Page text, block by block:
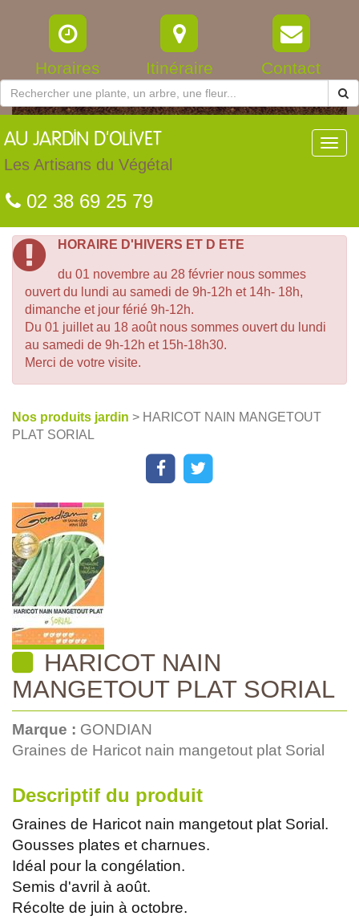
Horaires Itinéraire Contact
AU JARDIN D'OLIVET
Les Artisans du Végétal
02 38 69 25 79
HORAIRE D'HIVERS ET D ETE
du 01 novembre au 28 février nous sommes
ouvert du lundi au samedi de 9h-12h et 14h- 18h,
dimanche et jour férié 9h-12h.
Du 01 juillet au 18 août nous sommes ouvert du lundi
au samedi de 9h-12h et 15h-18h30.
Merci de votre visite.
Nos produits jardin > HARICOT NAIN MANGETOUT
PLAT SORIAL
HARICOT NAIN
MANGETOUT PLAT SORIAL
Marque : GONDIAN
Graines de Haricot nain mangetout plat Sorial
Descriptif du produit
Graines de Haricot nain mangetout plat Sorial.
Gousses plates et charnues.
Idéal pour la congélation.
Semis d'avril à août.
Récolte de juin à octobre.